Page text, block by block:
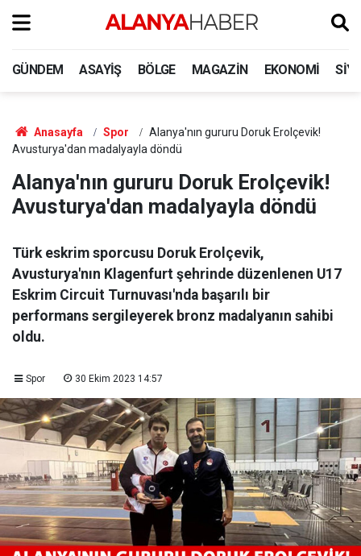
GÜNDEM ASAYIŞ BÖLGE MAGAZIN EKONOMI
Anasayfa Spor
Alanya'nın gururu Doruk Erolçevik!
Avusturya'dan madalyayla döndü
Alanya'nın gururu Doruk Erolçevik!
Avusturya'dan madalyayla döndü
Türk eskrim sporcusu Doruk Erolçevik,
Avusturya'nın Klagenfurt şehrinde düzenlenen U17
Eskrim Circuit Turnuvası'nda başarılı bir
performans sergileyerek bronz madalyanın sahibi
oldu.
Spor 30 Ekim 2023 14:57